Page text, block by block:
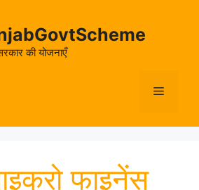
की योजनाएँ
Menu
फाइनेंस